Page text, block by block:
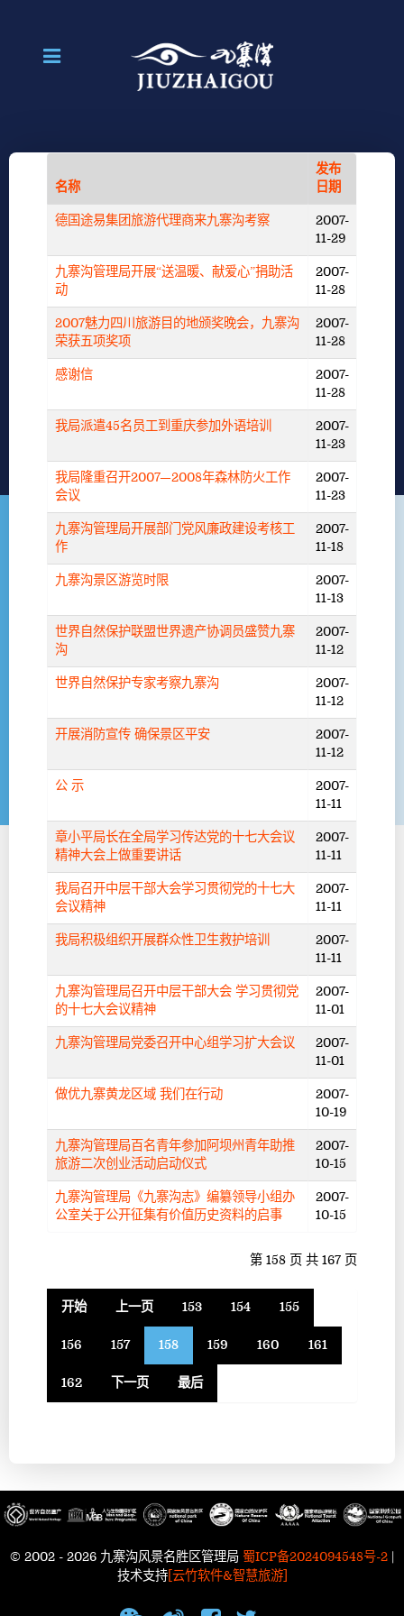
名称
发布
日期
德国途易集团旅游代理商来九寨沟考察
2007-
11-29
九寨沟管理局开展“送温暖、献爱心”捐助活
动
2007-
11-28
2007魅力四川旅游目的地颁奖晚会，九寨沟
荣获五项奖项
2007-
11-28
感谢信
2007-
11-28
我局派遣45名员工到重庆参加外语培训
2007-
11-23
我局隆重召开2007—2008年森林防火工作
会议
2007-
11-23
九寨沟管理局开展部门党风廉政建设考核工
作
2007-
11-18
九寨沟景区游览时限
2007-
11-13
世界自然保护联盟世界遗产协调员盛赞九寨
沟
2007-
11-12
世界自然保护专家考察九寨沟
2007-
11-12
开展消防宣传 确保景区平安
2007-
11-12
公 示
2007-
11-11
章小平局长在全局学习传达党的十七大会议
精神大会上做重要讲话
2007-
11-11
我局召开中层干部大会学习贯彻党的十七大
会议精神
2007-
11-11
我局积极组织开展群众性卫生救护培训
2007-
11-11
九寨沟管理局召开中层干部大会 学习贯彻党
的十七大会议精神
2007-
11-01
九寨沟管理局党委召开中心组学习扩大会议
2007-
11-01
做优九寨黄龙区域 我们在行动
2007-
10-19
九寨沟管理局百名青年参加阿坝州青年助推
旅游二次创业活动启动仪式
2007-
10-15
九寨沟管理局《九寨沟志》编纂领导小组办
公室关于公开征集有价值历史资料的启事
2007-
10-15
第 158 页 共 167 页
开始 上一页 153 154 155
156 157 158 159 160 161
162 下一页 最后
© 2002 - 2026 九寨沟风景名胜区管理局 蜀ICP备2024094548号-2 |
技术支持[云竹软件&智慧旅游]